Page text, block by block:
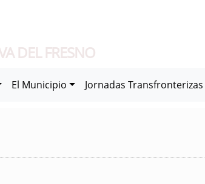
DEL FRESNO
El Municipio Jornadas